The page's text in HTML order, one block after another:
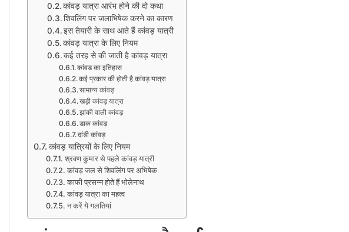
कांवड़ यात्रा आरंभ होने की दो कथा
शिवलिंग पर जलाभिषेक करने का कारण
इस तैयारी के साथ आते हैं कांवड़ यात्री
कांवड़ यात्रा के लिए नियम
कई तरह से की जाती है कांवड़ यात्रा
कांवड का इतिहास
कई प्रकार की होती है कांवड़ यात्रा
सामान्य कांवड़
खड़ी कांवड़ यात्रा
झांकी वाली कांवड़
डाक कांवड़
दांडी कांवड़
कांवड़ यात्रियों के लिए नियम
श्रवण कुमार थे पहले कांवड़ यात्री
कांवड़ जल से शिवलिंग पर अभिषेक
काफी प्रसन्न होते हैं भोलेनाथ
कांवड़ यात्रा का महत्व
न करें ये गलतियां